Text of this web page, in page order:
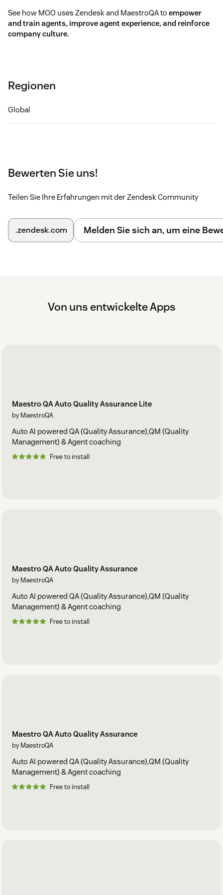
See how MOO uses Zendesk and MaestroQA to empower
and train agents, improve agent experience, and reinforce
company culture.
Regionen
Global
Bewerten Sie uns!
Teilen Sie Ihre Erfahrungen mit der Zendesk Community
.zendesk.com Melden Sie sich an, um eine
Von uns entwickelte Apps
Maestro QA Auto Quality Assurance Lite
by MaestroQA
Auto AI powered QA (Quality Assurance),QM (Quality
Management) & Agent coaching
Free to install
Maestro QA Auto Quality Assurance
by MaestroQA
Auto AI powered QA (Quality Assurance),QM (Quality
Management) & Agent coaching
Free to install
Maestro QA Auto Quality Assurance
by MaestroQA
Auto AI powered QA (Quality Assurance),QM (Quality
Management) & Agent coaching
Free to install